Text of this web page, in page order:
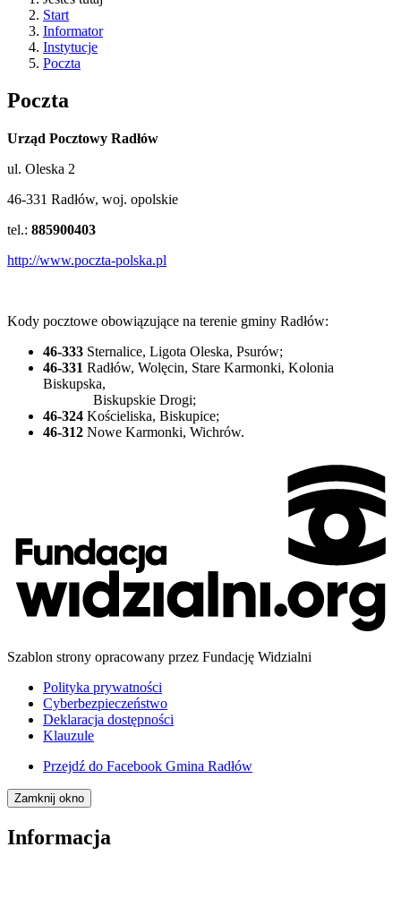
Start
Informator
Instytucje
Poczta
Poczta
Urząd Pocztowy Radłów
ul. Oleska 2
46-331 Radłów, woj. opolskie
tel.: 885900403
http://www.poczta-polska.pl
Kody pocztowe obowiązujące na terenie gminy Radłów:
46-333 Sternalice, Ligota Oleska, Psurów;
46-331 Radłów, Wolęcin, Stare Karmonki, Kolonia
Biskupska,
Biskupskie Drogi;
46-324 Kościeliska, Biskupice;
46-312 Nowe Karmonki, Wichrów.
Szablon strony opracowany przez Fundację Widzialni
Polityka prywatności
Cyberbezpieczeństwo
Deklaracja dostępności
Klauzule
Przejdź do Facebook Gmina Radłów
Zamknij okno
Informacja